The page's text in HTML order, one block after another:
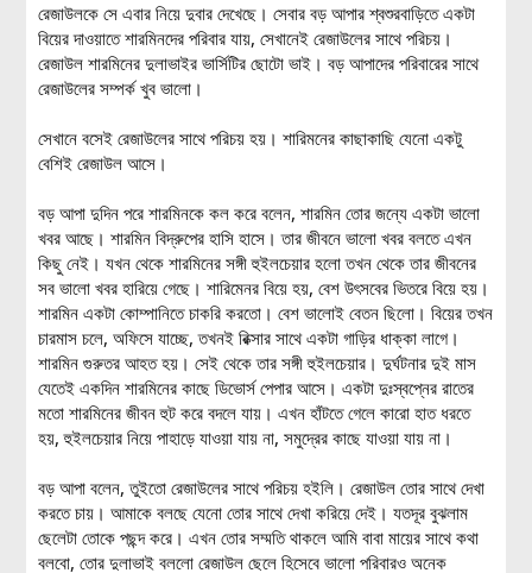
রেজাউলকে সে এবার নিয়ে দুবার দেখেছে। সেবার বড় আপার শ্বশুরবাড়িতে একটা
বিয়ের দাওয়াতে শারমিনদের পরিবার যায়, সেখানেই রেজাউলের সাথে পরিচয়।
রেজাউল শারমিনের দুলাভাইর ভার্সিটির ছোটো ভাই। বড় আপাদের পরিবারের সাথে
রেজাউলের সম্পর্ক খুব ভালো।
সেখানে বসেই রেজাউলের সাথে পরিচয় হয়। শারিমনের কাছাকাছি যেনো একটু
বেশিই রেজাউল আসে।
বড় আপা দুদিন পরে শারমিনকে কল করে বলেন, শারমিন তোর জন্যে একটা ভালো
খবর আছে। শারমিন বিদ্রুপের হাসি হাসে। তার জীবনে ভালো খবর বলতে এখন
কিছু নেই। যখন থেকে শারমিনের সঙ্গী হুইলচেয়ার হলো তখন থেকে তার জীবনের
সব ভালো খবর হারিয়ে গেছে। শারিমেনর বিয়ে হয়, বেশ উৎসবের ভিতরে বিয়ে হয়।
শারমিন একটা কোম্পানিতে চাকরি করতো। বেশ ভালোই বেতন ছিলো। বিয়ের তখন
চারমাস চলে, অফিসে যাচ্ছে, তখনই রিক্সার সাথে একটা গাড়ির ধাক্কা লাগে।
শারমিন গুরুতর আহত হয়। সেই থেকে তার সঙ্গী হুইলচেয়ার। দুর্ঘটনার দুই মাস
যেতেই একদিন শারমিনের কাছে ডিভোর্স পেপার আসে। একটা দুঃস্বপ্নের রাতের
মতো শারমিনের জীবন হুট করে বদলে যায়। এখন হাঁটতে গেলে কারো হাত ধরতে
হয়, হুইলচেয়ার নিয়ে পাহাড়ে যাওয়া যায় না, সমুদ্রের কাছে যাওয়া যায় না।
বড় আপা বলেন, তুইতো রেজাউলের সাথে পরিচয় হইলি। রেজাউল তোর সাথে দেখা
করতে চায়। আমাকে বলছে যেনো তোর সাথে দেখা করিয়ে দেই। যতদূর বুঝলাম
ছেলেটা তোকে পছন্দ করে। এখন তোর সম্মতি থাকলে আমি বাবা মায়ের সাথে কথা
বলবো, তোর দুলাভাই বললো রেজাউল ছেলে হিসেবে ভালো পরিবারও অনেক